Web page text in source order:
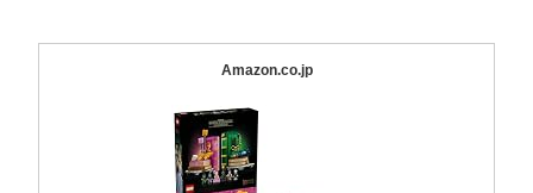
Amazon.co.jp